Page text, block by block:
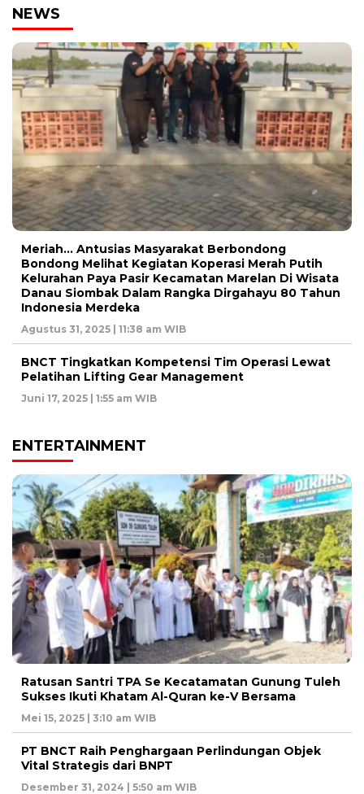
NEWS
Meriah… Antusias Masyarakat Berbondong
Bondong Melihat Kegiatan Koperasi Merah Putih
Kelurahan Paya Pasir Kecamatan Marelan Di Wisata
Danau Siombak Dalam Rangka Dirgahayu 80 Tahun
Indonesia Merdeka
Agustus 31, 2025 | 11:38 am WIB
BNCT Tingkatkan Kompetensi Tim Operasi Lewat
Pelatihan Lifting Gear Management
Juni 17, 2025 | 1:55 am WIB
ENTERTAINMENT
Ratusan Santri TPA Se Kecatamatan Gunung Tuleh
Sukses Ikuti Khatam Al-Quran ke-V Bersama
Mei 15, 2025 | 3:10 am WIB
PT BNCT Raih Penghargaan Perlindungan Objek
Vital Strategis dari BNPT
Desember 31, 2024 | 5:50 am WIB